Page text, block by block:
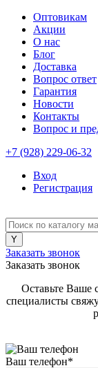
Оптовикам
Акции
О нас
Блог
Доставка
Вопрос ответ
Гарантия
Новости
Контакты
Вопрос и
+7 (928) 229-06-32
Вход
Регистрация
Заказать звонок
Заказать звонок
Оставьте Ваше
специалисты
Ваш телефон*